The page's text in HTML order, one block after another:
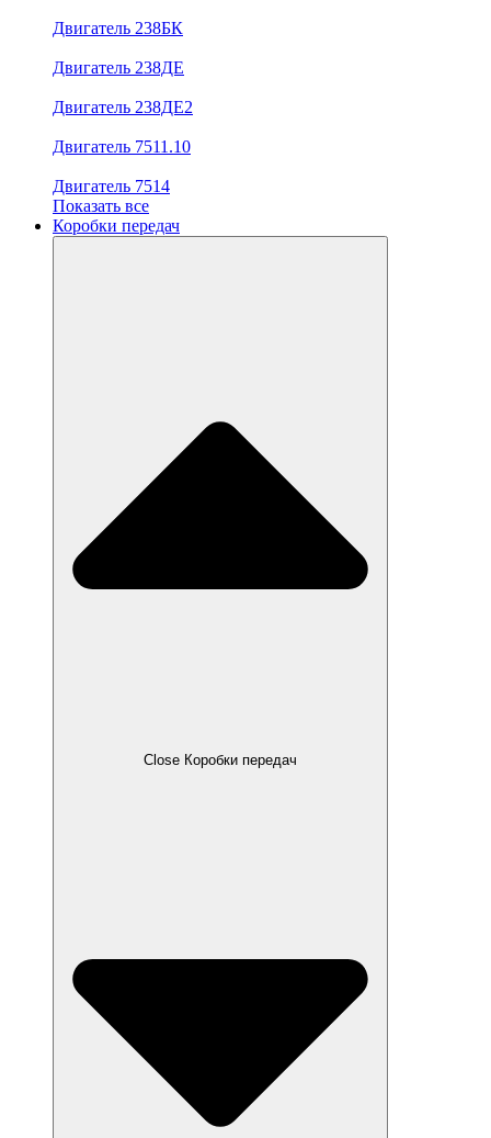
Двигатель 238БК
Двигатель 238ДЕ
Двигатель 238ДЕ2
Двигатель 7511.10
Двигатель 7514
Показать все
Коробки передач
Close Коробки передач